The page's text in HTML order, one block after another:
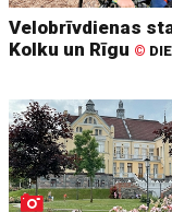
Velobrīvdienas
Kolku un Rīgu ©